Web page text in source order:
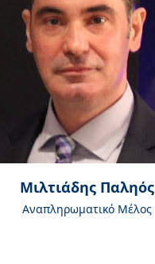
Μιλτιάδης Παληός
Αναπληρωματικό Μέλος